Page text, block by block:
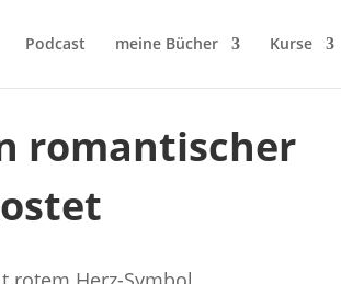
Podcast meine Bücher Kurse
romantischer